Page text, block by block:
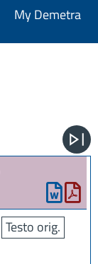
My Demetra
Testo orig.